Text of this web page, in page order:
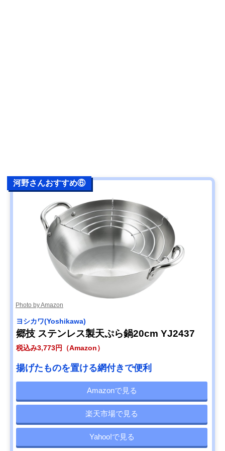
河野さんおすすめ⑥
Photo by Amazon
ヨシカワ(Yoshikawa)
郷技 ステンレス製天ぷら鍋20cm YJ2437
税込み3,773円（Amazon）
揚げたものを置ける網付きで便利
Amazonで見る
楽天市場で見る
Yahoo!で見る